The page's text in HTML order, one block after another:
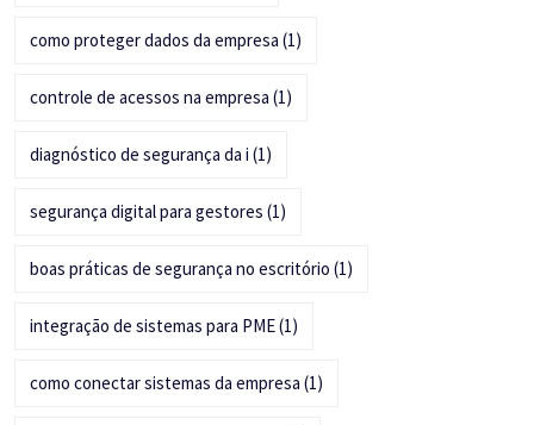
como proteger dados da empresa (1)
controle de acessos na empresa (1)
diagnóstico de segurança da i (1)
segurança digital para gestores (1)
boas práticas de segurança no escritório (1)
integração de sistemas para PME(1)
como conectar sistemas da empresa (1)